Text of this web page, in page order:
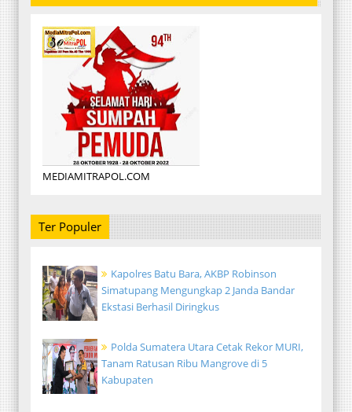
MEDIAMITRAPOL.COM
Ter Populer
Kapolres Batu Bara, AKBP Robinson
Simatupang Mengungkap 2 Janda Bandar
Ekstasi Berhasil Diringkus
Polda Sumatera Utara Cetak Rekor MURI,
Tanam Ratusan Ribu Mangrove di 5
Kabupaten